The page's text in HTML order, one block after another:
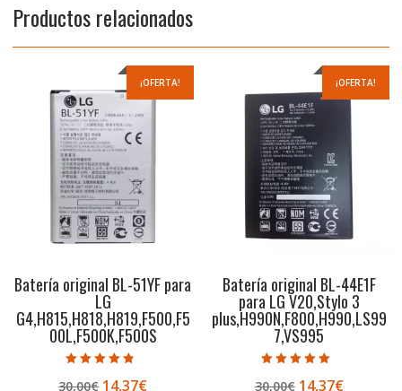
Productos relacionados
¡OFERTA!
Batería original BL-51YF para
LG
G4,H815,H818,H819,F500,F5
00L,F500K,F500S
4.50
30,00€ El
14,37€El
¡OFERTA!
Batería original BL-44E1F
para LG V20,Stylo 3
plus,H990N,F800,H990,LS99
7,VS995
5.00
30,00€ El
14,37€El